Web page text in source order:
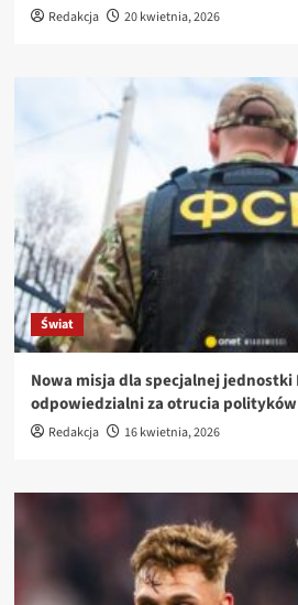
Redakcja 20 kwietnia, 2026
Świat
Nowa misja dla specjalnej jednostki
odpowiedzialni za otrucia
Redakcja 16 kwietnia, 2026